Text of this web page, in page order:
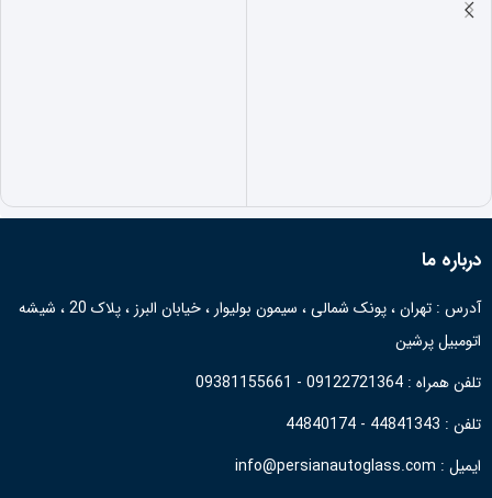
درباره ما
آدرس : تهران ، پونک شمالی ، سیمون بولیوار ، خیابان البرز ، پلاک 20 ، شیشه
اتومبیل پرشین
تلفن همراه : 09122721364 - 09381155661
تلفن : 44841343 - 44840174
ایمیل : info@persianautoglass.com